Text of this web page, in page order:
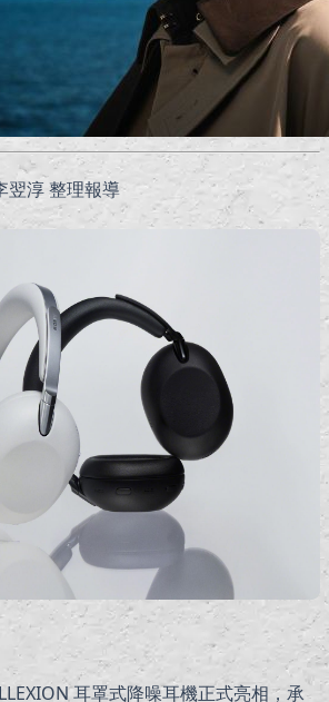
翌淳 整理報導
耳罩式降噪耳機正式亮相，承